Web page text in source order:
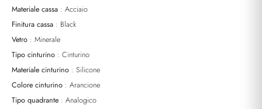
Materiale cassa : Acciaio
Finitura cassa : Black
Vetro : Minerale
Tipo cinturino : Cinturino
Materiale cinturino : Silicone
Colore cinturino : Arancione
Tipo quadrante : Analogico